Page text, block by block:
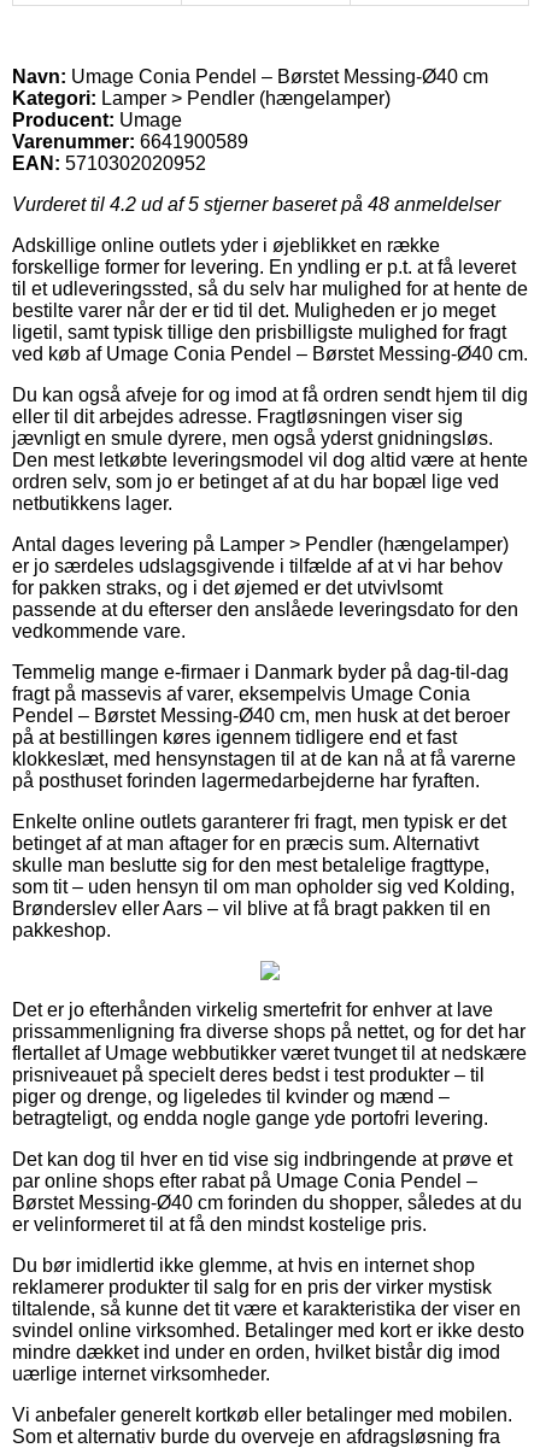
Navn: Umage Conia Pendel – Børstet Messing-Ø40 cm
Kategori: Lamper > Pendler (hængelamper)
Producent: Umage
Varenummer: 6641900589
EAN: 5710302020952
Vurderet til 4.2 ud af 5 stjerner baseret på 48 anmeldelser
Adskillige online outlets yder i øjeblikket en række
forskellige former for levering. En yndling er p.t. at få leveret
til et udleveringssted, så du selv har mulighed for at hente de
bestilte varer når der er tid til det. Muligheden er jo meget
ligetil, samt typisk tillige den prisbilligste mulighed for fragt
ved køb af Umage Conia Pendel – Børstet Messing-Ø40 cm.
Du kan også afveje for og imod at få ordren sendt hjem til dig
eller til dit arbejdes adresse. Fragtløsningen viser sig
jævnligt en smule dyrere, men også yderst gnidningsløs.
Den mest letkøbte leveringsmodel vil dog altid være at hente
ordren selv, som jo er betinget af at du har bopæl lige ved
netbutikkens lager.
Antal dages levering på Lamper > Pendler (hængelamper)
er jo særdeles udslagsgivende i tilfælde af at vi har behov
for pakken straks, og i det øjemed er det utvivlsomt
passende at du efterser den anslåede leveringsdato for den
vedkommende vare.
Temmelig mange e-firmaer i Danmark byder på dag-til-dag
fragt på massevis af varer, eksempelvis Umage Conia
Pendel – Børstet Messing-Ø40 cm, men husk at det beroer
på at bestillingen køres igennem tidligere end et fast
klokkeslæt, med hensynstagen til at de kan nå at få varerne
på posthuset forinden lagermedarbejderne har fyraften.
Enkelte online outlets garanterer fri fragt, men typisk er det
betinget af at man aftager for en præcis sum. Alternativt
skulle man beslutte sig for den mest betalelige fragttype,
som tit – uden hensyn til om man opholder sig ved Kolding,
Brønderslev eller Aars – vil blive at få bragt pakken til en
pakkeshop.
Det er jo efterhånden virkelig smertefrit for enhver at lave
prissammenligning fra diverse shops på nettet, og for det har
flertallet af Umage webbutikker været tvunget til at nedskære
prisniveauet på specielt deres bedst i test produkter – til
piger og drenge, og ligeledes til kvinder og mænd –
betragteligt, og endda nogle gange yde portofri levering.
Det kan dog til hver en tid vise sig indbringende at prøve et
par online shops efter rabat på Umage Conia Pendel –
Børstet Messing-Ø40 cm forinden du shopper, således at du
er velinformeret til at få den mindst kostelige pris.
Du bør imidlertid ikke glemme, at hvis en internet shop
reklamerer produkter til salg for en pris der virker mystisk
tiltalende, så kunne det tit være et karakteristika der viser en
svindel online virksomhed. Betalinger med kort er ikke desto
mindre dækket ind under en orden, hvilket bistår dig imod
uærlige internet virksomheder.
Vi anbefaler generelt kortkøb eller betalinger med mobilen.
Som et alternativ burde du overveje en afdragsløsning fra